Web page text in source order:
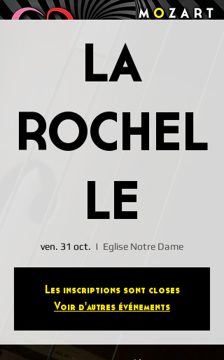
LA
ROCHEL
LE
ven. 31 oct.
  |
Eglise Notre Dame
Les inscriptions sont closes
Voir d'autres événements